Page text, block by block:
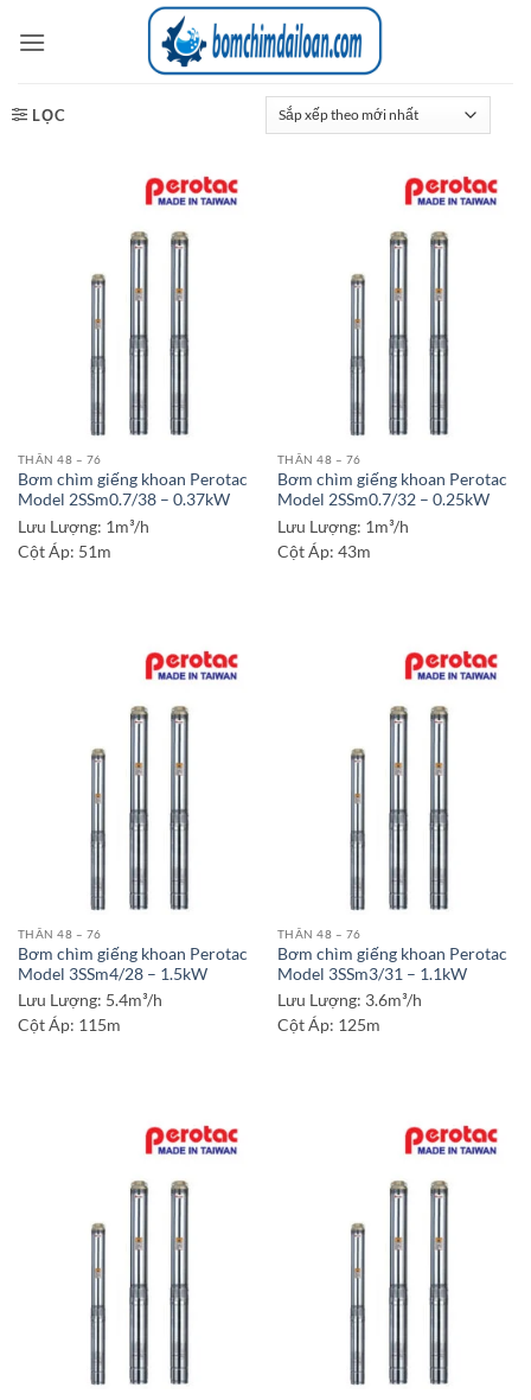
qua
dung
LỌC
THÂN 48 – 76
Bơm chìm giếng khoan Perotac
Model 2SSm0.7/38 – 0.37kW
Lưu Lượng: 1m³/h
Cột Áp: 51m
THÂN 48 – 76
Bơm chìm giếng khoan Perotac
Model 2SSm0.7/32 – 0.25kW
Lưu Lượng: 1m³/h
Cột Áp: 43m
THÂN 48 – 76
Bơm chìm giếng khoan Perotac
Model 3SSm4/28 – 1.5kW
Lưu Lượng: 5.4m³/h
Cột Áp: 115m
THÂN 48 – 76
Bơm chìm giếng khoan Perotac
Model 3SSm3/31 – 1.1kW
Lưu Lượng: 3.6m³/h
Cột Áp: 125m